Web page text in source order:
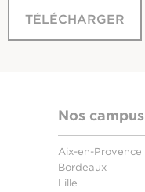
TÉLÉCHARGER
Nos campus
Aix-en-Provence
Bordeaux
Lille